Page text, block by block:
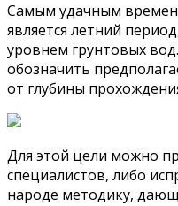
Самым удачным
является летний
уровнем грунтовых
обозначить
от глубины
Для этой цели можно
специалистов, либо
народе методику,